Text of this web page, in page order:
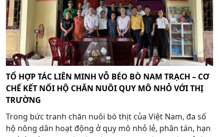
TỔ HỢP TÁC LIÊN MINH VỖ BÉO BÒ NAM TRẠCH – CƠ
CHẾ KẾT NỐI HỘ CHĂN NUÔI QUY MÔ NHỎ VỚI THỊ
TRƯỜNG
Trong bức tranh chăn nuôi bò thịt của Việt Nam, đa số
hộ nông dân hoạt động ở quy mô nhỏ lẻ, phân tán, hạn